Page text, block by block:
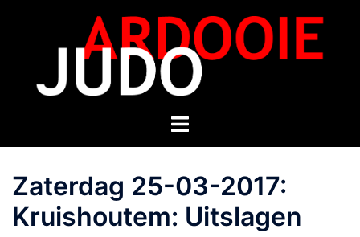
Zaterdag 25-03-2017:
Kruishoutem: Uitslagen